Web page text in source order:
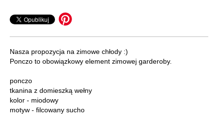
Nasza propozycja na zimowe chłody :)
Ponczo to obowiązkowy element zimowej garderoby.
ponczo
tkanina z domieszką wełny
kolor - miodowy
motyw - filcowany sucho